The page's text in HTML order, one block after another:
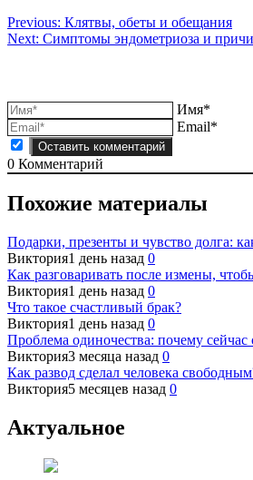
Навигация
по
Previous: Клятвы, обеты и обещания
Next: Симптомы эндометриоза и
Имя*
Email*
0 Комментарий
Похожие материалы
Подарки, презенты и чувство долга:
Виктория1 день назад 0
Как разговаривать после измены,
Виктория1 день назад 0
Что такое счастливый брак?
Виктория1 день назад 0
Проблема одиночества: почему
Виктория3 месяца назад 0
Как развод сделал человека
Виктория5 месяцев назад 0
Актуальное